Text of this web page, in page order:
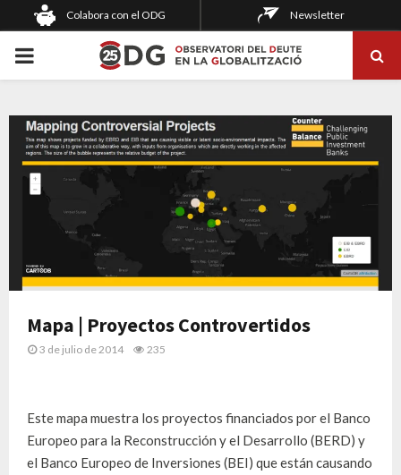
Colabora con el ODG Newsletter
PRIMARY
Mapa | Proyectos Controvertidos
3 de julio de 2014 235
Este mapa muestra los proyectos financiados por el Banco
Europeo para la Reconstrucción y el Desarrollo (BERD) y
el Banco Europeo de Inversiones (BEI) que están causando